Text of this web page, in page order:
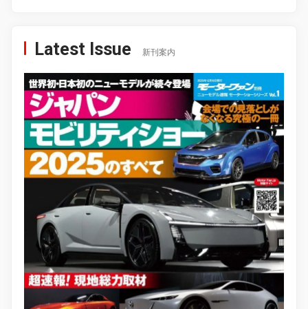
Latest Issue 新刊案内